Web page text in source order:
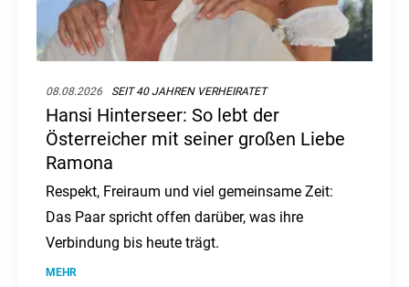
08.08.2026 SEIT 40 JAHREN VERHEIRATET
Hansi Hinterseer: So lebt der
Österreicher mit seiner großen Liebe
Ramona
Respekt, Freiraum und viel gemeinsame Zeit:
Das Paar spricht offen darüber, was ihre
Verbindung bis heute trägt.
MEHR